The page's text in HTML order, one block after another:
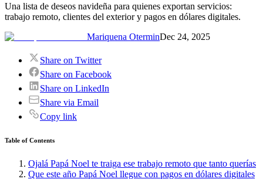
Una lista de deseos navideña para quienes exportan servicios:
trabajo remoto, clientes del exterior y pagos en dólares digitales.
Mariquena OterminDec 24, 2025
Share on Twitter
Share on Facebook
Share on LinkedIn
Share via Email
Copy link
Table of Contents
Ojalá Papá Noel te traiga ese trabajo remoto que tanto querías
Que este año Papá Noel llegue con pagos en dólares digitales